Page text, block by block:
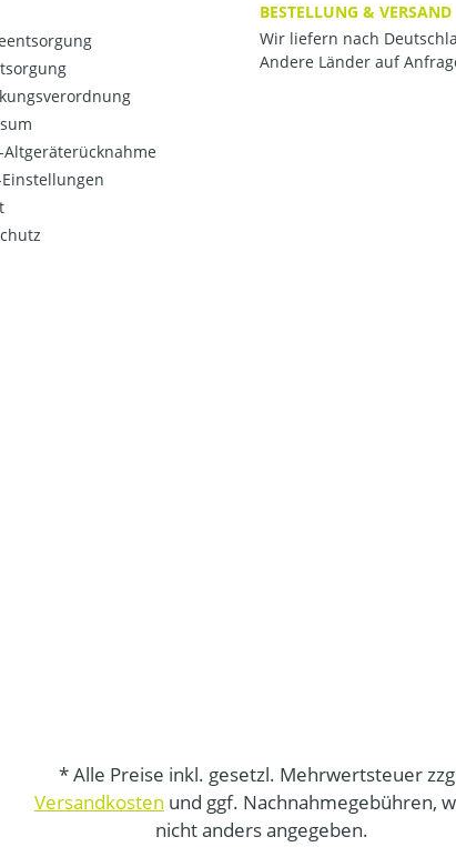
Altgeräterücknahme
Einstellungen
BESTELLUNG & VERSAND
Wir liefern nach
Andere Länder auf
* Alle Preise inkl. gesetzl. Mehrwertsteuer
Versandkosten und ggf. Nachnahmegebühren,
nicht anders angegeben.